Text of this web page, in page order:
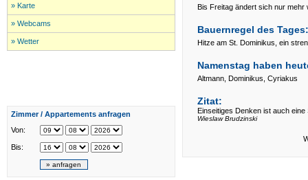
» Karte
» Webcams
» Wetter
Zimmer / Appartements anfragen
Von:
Bis:
Bis Freitag ändert sich nur mehr
Bauernregel des
Hitze am St. Dominikus, ein
Namenstag haben
Altmann, Dominikus, Cyriakus
Zitat:
Einseitiges Denken ist auch eine
Wieslaw Brudzinski